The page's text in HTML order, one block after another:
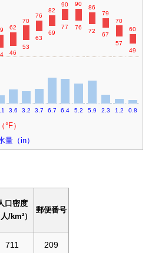
3.6
62
46
3.2
70
53
3.7
76
63
6.7
82
69
6.4
90
77
5.2
90
76
5.9
86
72
2.3
79
67
1.2
70
57
0.8
60
49
°F）
量（in）
口密度
人/km²）
郵便番号
711 209